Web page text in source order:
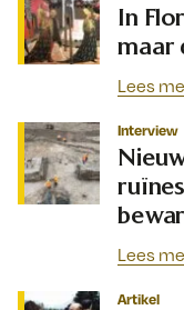
In
maar
Lees
Interview
Lees
Artikel